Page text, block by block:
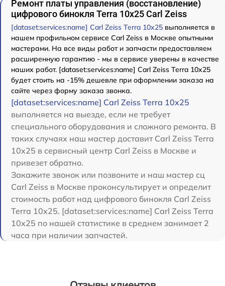
Ремонт платы управления (восстановление)
цифрового бинокля Terra 10x25 Carl Zeiss
[dataset:services:name] Carl Zeiss Terra 10x25 выполняется в
нашем профильном сервисе Carl Zeiss в Москве опытными
мастерами. На все виды работ и запчасти предоставляем
расширенную гарантию - мы в сервисе уверены в качестве
наших работ. [dataset:services:name] Carl Zeiss Terra 10x25
будет стоить на -15% дешевле при оформлении заказа на
сайте через форму заказа звонка.
[dataset:services:name] Carl Zeiss Terra 10x25
выполняется на выезде, если не требует
специального оборудования и сложного ремонта. В
таких случаях наш мастер доставит Carl Zeiss Terra
10x25 в сервисный центр Carl Zeiss в Москве и
привезет обратно.
Закажите звонок или позвоните и наш мастер сц
Carl Zeiss в Москве проконсультирует и определит
стоимость работ над цифрового бинокля Carl Zeiss
Terra 10x25. [dataset:services:name] Carl Zeiss Terra
10x25 по нашей статистике в среднем занимает 2
часа при наличии запчастей.